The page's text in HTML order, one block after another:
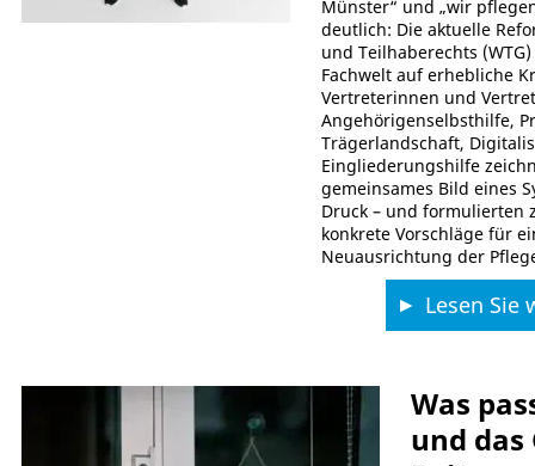
Münster“ und „wir
deutlich: Die aktuelle
und Teilhaberechts
Fachwelt auf erhebliche
Vertreterinnen und
Angehörigenselbsthilfe,
Trägerlandschaft,
Eingliederungshilfe
gemeinsames Bild eines
Druck – und formulierten
konkrete Vorschläge für
Neuausrichtung der
Lesen Sie
Was
und das